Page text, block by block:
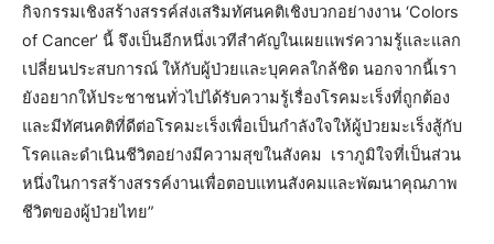
กิจกรรมเชิงสร้างสรรค์ส่งเสริมทัศนคติเชิงบวกอย่างงาน ‘Colors
of Cancer’ นี้ จึงเป็นอีกหนึ่งเวทีสำคัญในเผยแพร่ความรู้และแลก
เปลี่ยนประสบการณ์ ให้กับผู้ป่วยและบุคคลใกล้ชิด นอกจากนี้เรา
ยังอยากให้ประชาชนทั่วไปได้รับความรู้เรื่องโรคมะเร็งที่ถูกต้อง
และมีทัศนคติที่ดีต่อโรคมะเร็งเพื่อเป็นกำลังใจให้ผู้ป่วยมะเร็งสู้กับ
โรคและดำเนินชีวิตอย่างมีความสุขในสังคม เราภูมิใจที่เป็นส่วน
หนึ่งในการสร้างสรรค์งานเพื่อตอบแทนสังคมและพัฒนาคุณภาพ
ชีวิตของผู้ป่วยไทย”